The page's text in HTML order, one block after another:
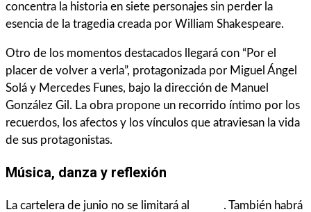
concentra la historia en siete personajes sin perder la
esencia de la tragedia creada por William Shakespeare.
Otro de los momentos destacados llegará con “Por el
placer de volver a verla”, protagonizada por Miguel Ángel
Solá y Mercedes Funes, bajo la dirección de Manuel
González Gil. La obra propone un recorrido íntimo por los
recuerdos, los afectos y los vínculos que atraviesan la vida
de sus protagonistas.
Música, danza y reflexión
La cartelera de junio no se limitará al
. También habrá